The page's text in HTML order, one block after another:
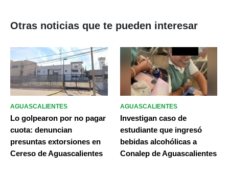
Otras noticias que te pueden interesar
AGUASCALIENTES
Lo golpearon por no pagar
cuota: denuncian
presuntas extorsiones en
Cereso de Aguascalientes
AGUASCALIENTES
Investigan caso de
estudiante que ingresó
bebidas alcohólicas a
Conalep de Aguascalientes